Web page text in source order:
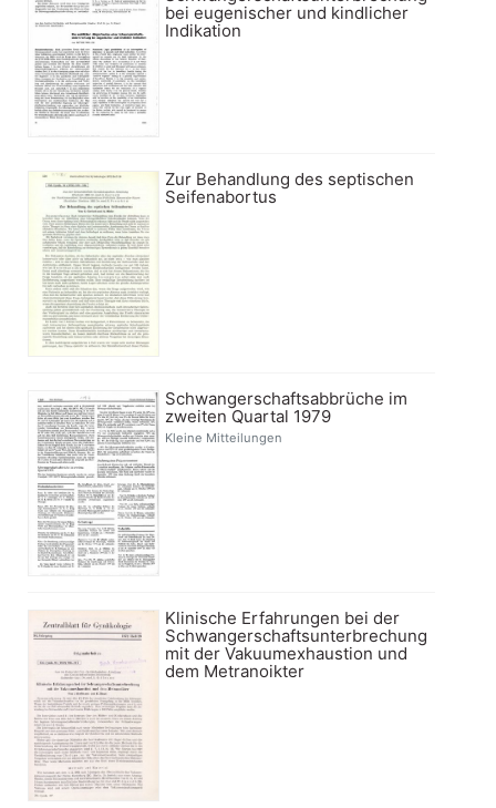
bei eugenischer und kindlicher
Indikation
Zur Behandlung des septischen
Seifenabortus
Schwangerschaftsabbrüche im
zweiten Quartal 1979
Kleine Mitteilungen
Klinische Erfahrungen bei der
Schwangerschaftsunterbrechung
mit der Vakuumexhaustion und
dem Metranoikter